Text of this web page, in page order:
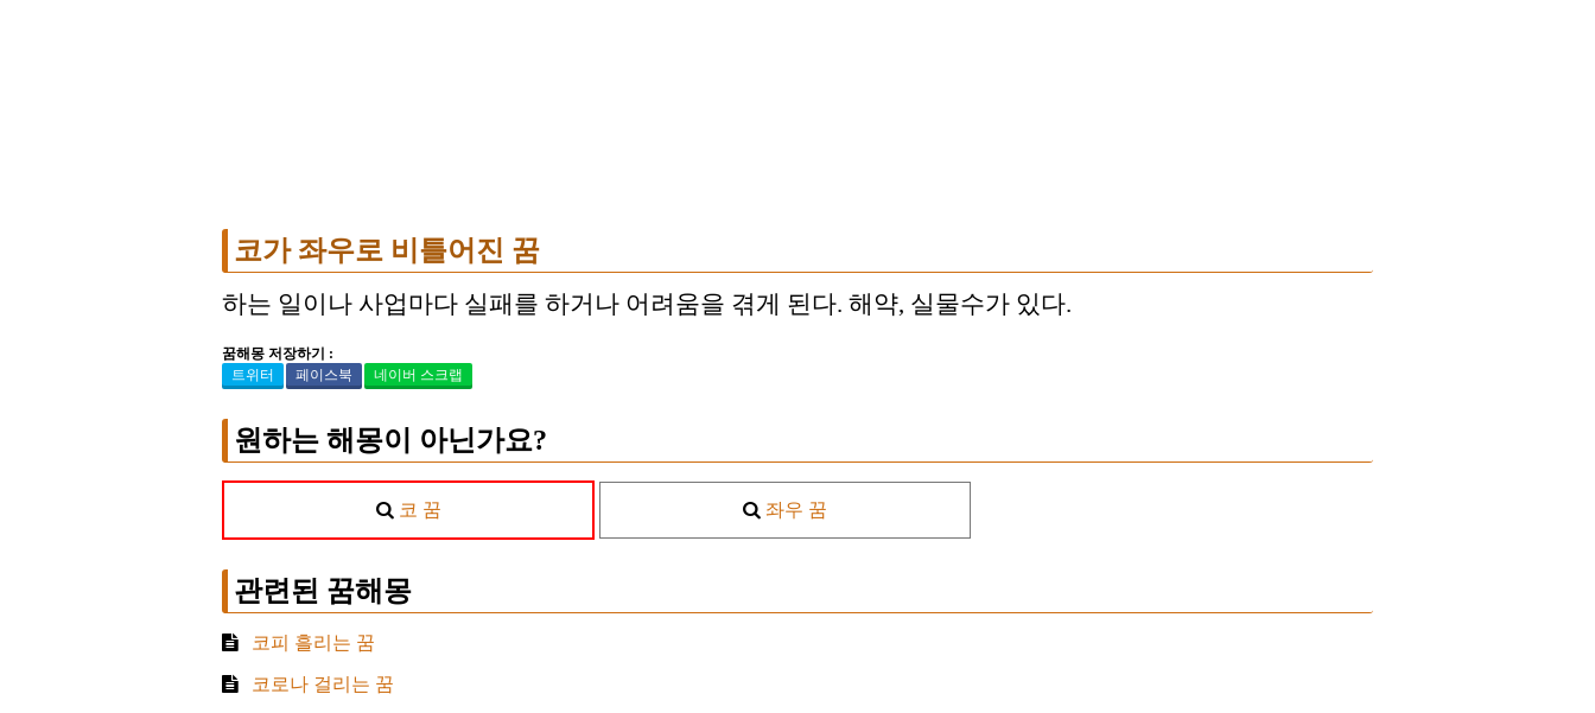
코가 좌우로 비틀어진 꿈
하는 일이나 사업마다 실패를 하거나 어려움을 겪게 된다. 해약, 실물수가 있다.
꿈해몽 저장하기 :
트위터
페이스북 네이버 스크랩
원하는 해몽이 아닌가요?
코 꿈 좌우 꿈
관련된 꿈해몽
코피 흘리는 꿈
코로나 걸리는 꿈